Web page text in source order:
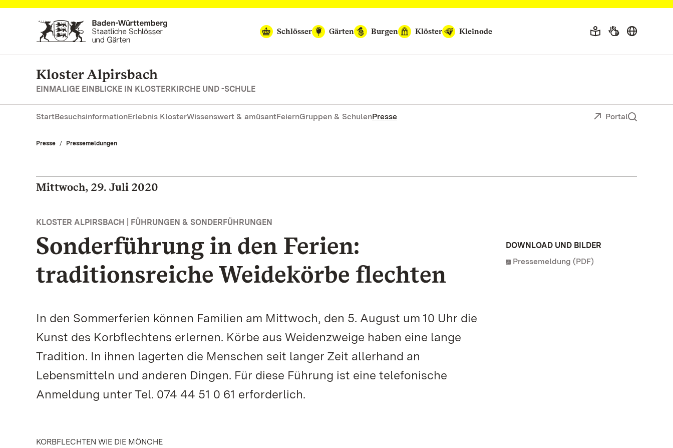
Zum Hauptinhalt springen
Schlösser
Gärten Burgen Klöster Kleinode
Kloster Alpirsbach
EINMALIGE EINBLICKE IN KLOSTERKIRCHE UND -SCHULE
StartBesuchsinformationErlebnis KlosterWissenswert & amüsantFeiernGruppen & SchulenPresse Portal
Presse Pressemeldungen
Mittwoch, 29. Juli 2020
KLOSTER ALPIRSBACH | FÜHRUNGEN & SONDERFÜHRUNGEN
Sonderführung in den Ferien:
traditionsreiche Weidekörbe flechten
In den Sommerferien können Familien am Mittwoch, den 5. August um 10 Uhr die
Kunst des Korbflechtens erlernen. Körbe aus Weidenzweige haben eine lange
Tradition. In ihnen lagerten die Menschen seit langer Zeit allerhand an
Lebensmitteln und anderen Dingen. Für diese Führung ist eine telefonische
Anmeldung unter Tel. 074 44 51 0 61 erforderlich.
KORBFLECHTEN WIE DIE MÖNCHE
DOWNLOAD UND BILDER
Pressemeldung (PDF)